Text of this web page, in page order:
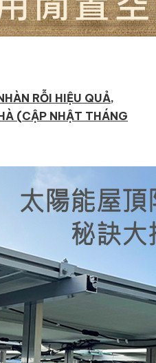
RỖI HIỆU QUẢ,
(CẬP NHẬT THÁNG